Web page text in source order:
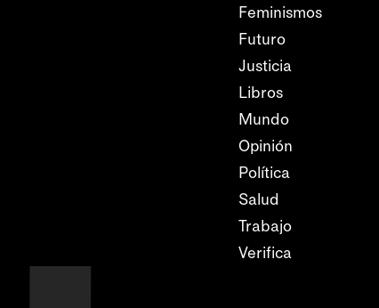
Feminismos
Futuro
Justicia
Libros
Mundo
Opinión
Política
Salud
Trabajo
Verifica